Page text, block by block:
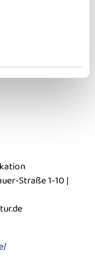
- seit 1887
Straße 1-10 |